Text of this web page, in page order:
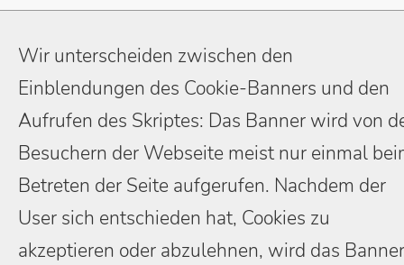
Wir unterscheiden zwischen den
Einblendungen des Cookie-Banners und den
Aufrufen des Skriptes: Das Banner wird von
Besuchern der Webseite meist nur einmal
Betreten der Seite aufgerufen. Nachdem der
User sich entschieden hat, Cookies zu
akzeptieren oder abzulehnen, wird das Banner